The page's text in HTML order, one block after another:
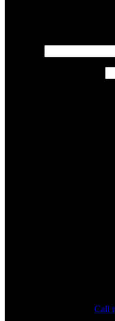
Call